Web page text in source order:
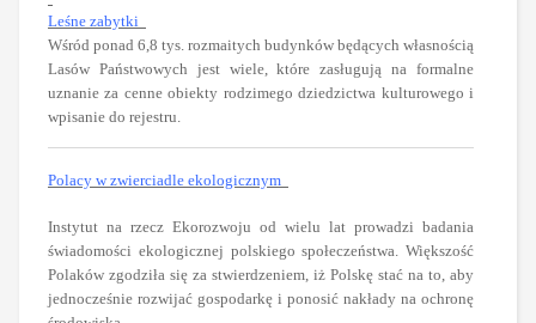
Leśne zabytki
Wśród ponad 6,8 tys. rozmaitych budynków będących własnością
Lasów Państwowych jest wiele, które zasługują na formalne
uznanie za cenne obiekty rodzimego dziedzictwa kulturowego i
wpisanie do rejestru.
Polacy w zwierciadle ekologicznym
Instytut na rzecz Ekorozwoju od wielu lat prowadzi badania
świadomości ekologicznej polskiego społeczeństwa. Większość
Polaków zgodziła się za stwierdzeniem, iż Polskę stać na to, aby
jednocześnie rozwijać gospodarkę i ponosić nakłady na ochronę